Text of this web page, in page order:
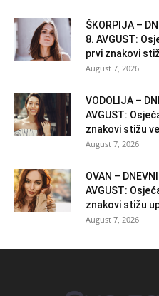
ŠKORPIJA –
8. AVGUST:
prvi znakovi
August 7, 2026
VODOLIJA –
AVGUST:
znakovi stižu
August 7, 2026
OVAN –
AVGUST:
znakovi stižu
August 7, 2026